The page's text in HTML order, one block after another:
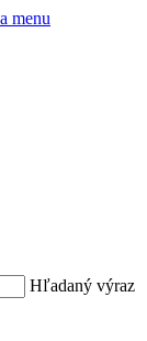
menu
Hľadaný výraz